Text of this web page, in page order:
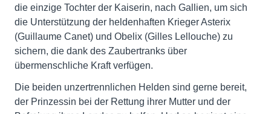
die einzige Tochter der Kaiserin, nach Gallien, um sich
die Unterstützung der heldenhaften Krieger Asterix
(Guillaume Canet) und Obelix (Gilles Lellouche) zu
sichern, die dank des Zaubertranks über
übermenschliche Kraft verfügen.
Die beiden unzertrennlichen Helden sind gerne bereit,
der Prinzessin bei der Rettung ihrer Mutter und der